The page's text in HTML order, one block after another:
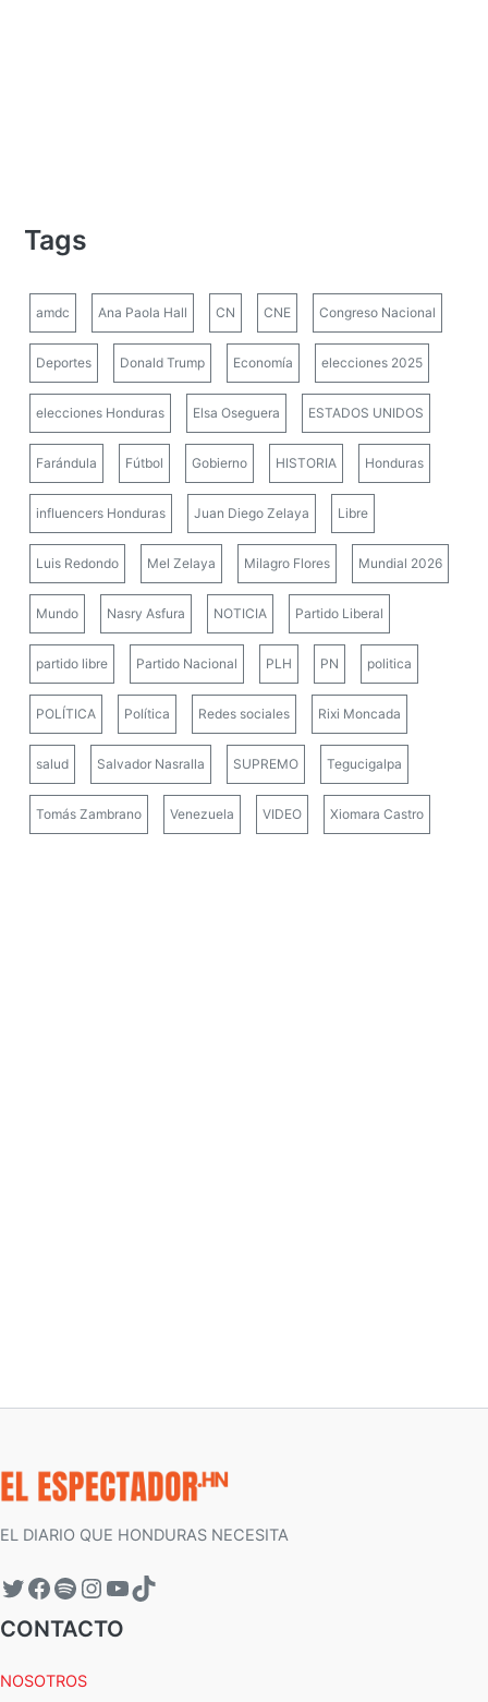
Tags
amdc Ana Paola Hall CN CNE Congreso Nacional
Deportes Donald Trump Economía elecciones 2025
elecciones Honduras Elsa Oseguera ESTADOS UNIDOS
Farándula Fútbol Gobierno HISTORIA Honduras
influencers Honduras Juan Diego Zelaya Libre
Luis Redondo Mel Zelaya Milagro Flores Mundial 2026
Mundo Nasry Asfura NOTICIA Partido Liberal
partido libre Partido Nacional PLH PN politica
POLÍTICA Política Redes sociales Rixi Moncada
salud Salvador Nasralla SUPREMO Tegucigalpa
Tomás Zambrano Venezuela VIDEO Xiomara Castro
EL DIARIO QUE HONDURAS NECESITA
CONTACTO
NOSOTROS